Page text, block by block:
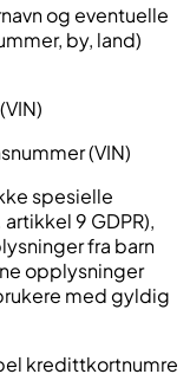
og eventuelle
by, land)
(VIN)
spesielle
9 GDPR),
fra barn
opplysninger
med gyldig
kredittkortnumre